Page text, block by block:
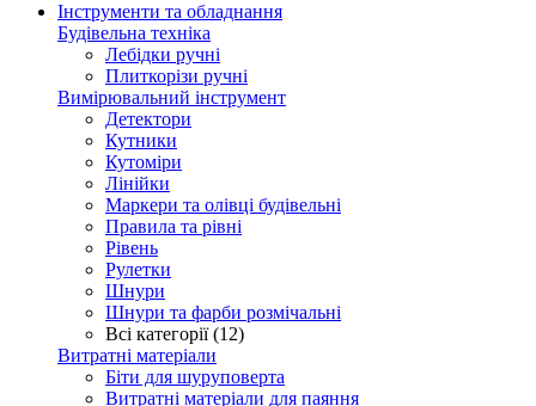
Інструменти та обладнання
Будівельна техніка
Лебідки ручні
Плиткорізи ручні
Вимірювальний інструмент
Детектори
Кутники
Кутоміри
Лінійки
Маркери та олівці будівельні
Правила та рівні
Рівень
Рулетки
Шнури
Шнури та фарби розмічальні
Всі категорії (12)
Витратні матеріали
Біти для шуруповерта
Витратні матеріали для паяння